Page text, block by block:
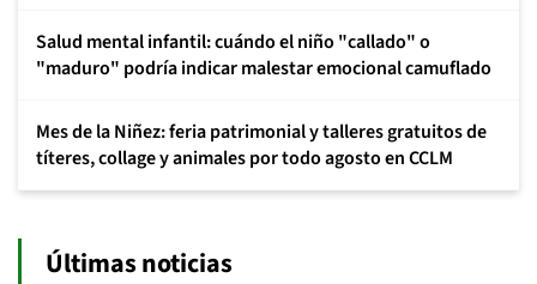
Salud mental infantil: cuándo el niño "callado" o
"maduro" podría indicar malestar emocional camuflado
Mes de la Niñez: feria patrimonial y talleres gratuitos de
títeres, collage y animales por todo agosto en CCLM
Últimas noticias